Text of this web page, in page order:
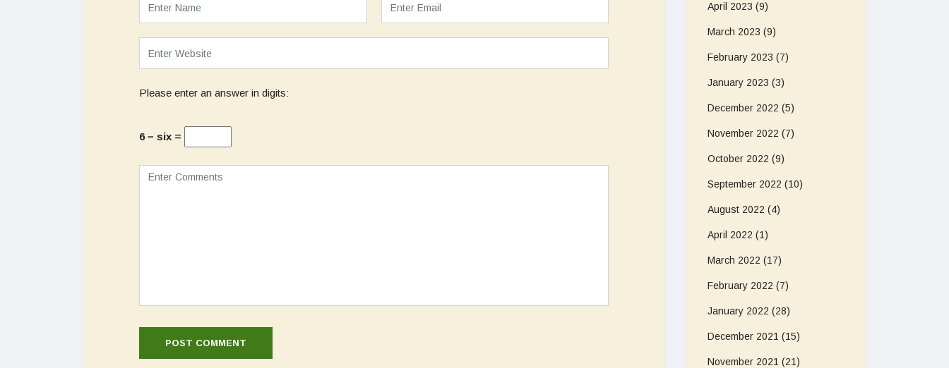
Please enter an answer in digits:
6 − six =
April 2023 (9)
March 2023 (9)
February 2023 (7)
January 2023 (3)
December 2022 (5)
November 2022 (7)
October 2022 (9)
September 2022 (10)
August 2022 (4)
April 2022 (1)
March 2022 (17)
February 2022 (7)
January 2022 (28)
December 2021 (15)
November 2021 (21)